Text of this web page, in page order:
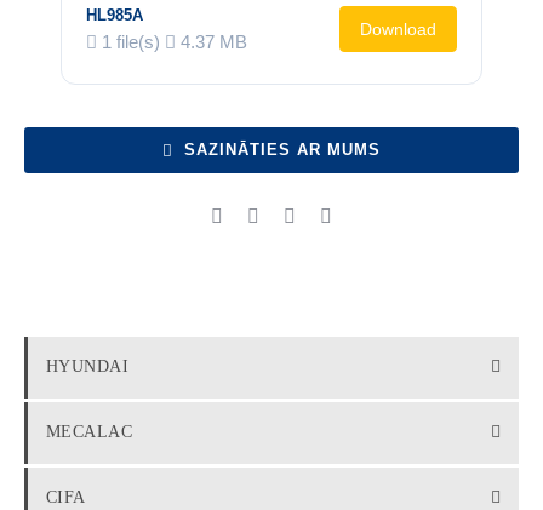
HL985A
1 file(s) 4.37 MB
Download
SAZINĀTIES AR MUMS
HYUNDAI
MECALAC
CIFA